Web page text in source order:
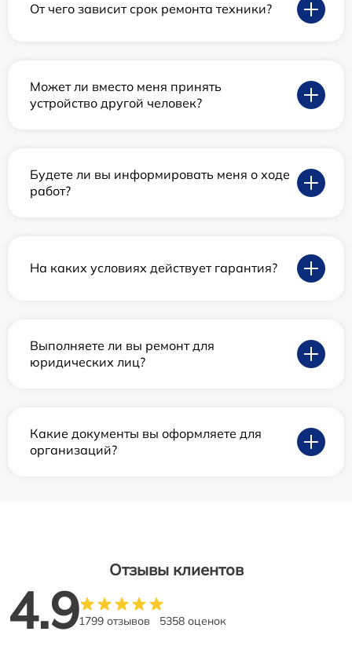
От чего зависит срок ремонта техники?
Может ли вместо меня принять
устройство другой человек?
Будете ли вы информировать меня о ходе
работ?
На каких условиях действует гарантия?
Выполняете ли вы ремонт для
юридических лиц?
Какие документы вы оформляете для
организаций?
Отзывы клиентов
4.91799 отзывов 5358 оценок